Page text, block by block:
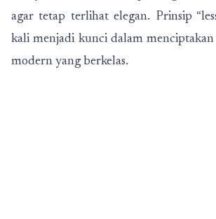
agar tetap terlihat elegan. Prinsip
kali menjadi kunci dalam
modern yang berkelas.